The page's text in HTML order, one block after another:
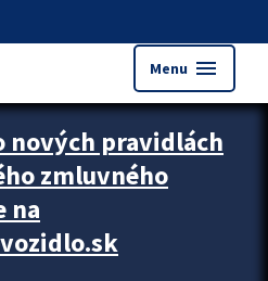
Menu menu
nových pravidlách
zmluvného
na